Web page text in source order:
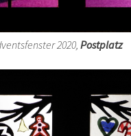
2020,Postplatz